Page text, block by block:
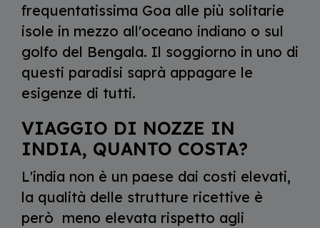
frequentatissima Goa alle più solitarie
isole in mezzo all'oceano indiano o sul
golfo del Bengala. Il soggiorno in uno di
questi paradisi saprà appagare le
esigenze di tutti.
VIAGGIO DI NOZZE IN
INDIA, QUANTO COSTA?
L'india non è un paese dai costi elevati,
la qualità delle strutture ricettive è
però meno elevata rispetto agli